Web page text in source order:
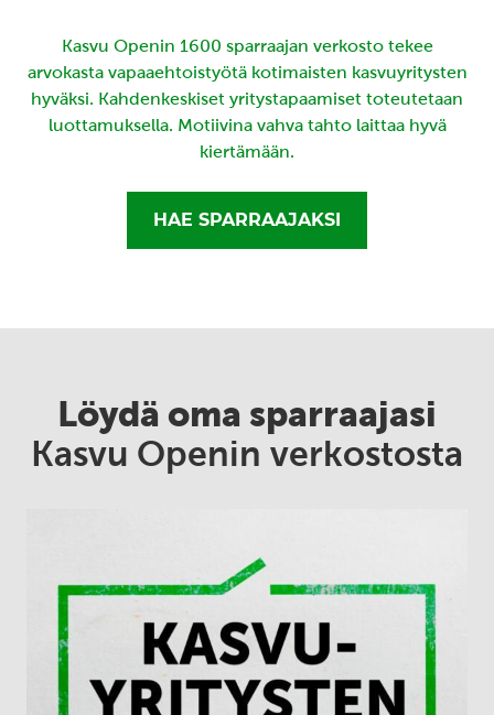
Kasvu Openin 1600 sparraajan verkosto tekee
arvokasta vapaaehtoistyötä kotimaisten kasvuyritysten
hyväksi. Kahdenkeskiset yritystapaamiset toteutetaan
luottamuksella. Motiivina vahva tahto laittaa hyvä
kiertämään.
HAE SPARRAAJAKSI
Löydä oma sparraajasi
Kasvu Openin verkostosta